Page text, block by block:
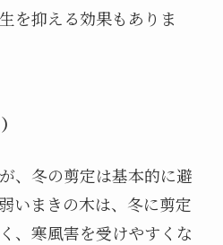
を抑える効果もありま
、冬の剪定は基本的に避
いまきの木は、冬に剪定
、寒風害を受けやすくな